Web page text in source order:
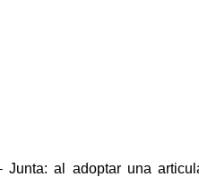
Junta: al adoptar una